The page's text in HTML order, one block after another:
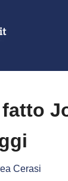
Cerasi